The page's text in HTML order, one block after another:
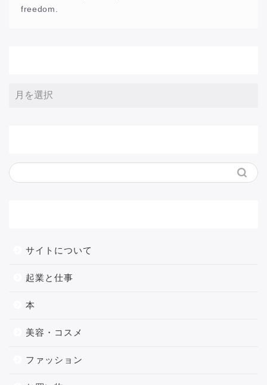
freedom.
サイトについて
起業と仕事
本
美容・コスメ
ファッション